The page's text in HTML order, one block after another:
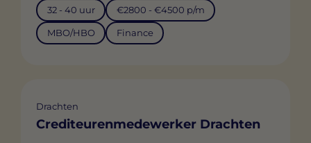
32 - 40 uur €2800 - €4500 p/m
MBO/HBO Finance
Drachten
Crediteurenmedewerker Drachten